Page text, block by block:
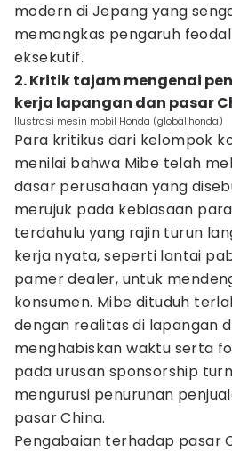
modern di Jepang yang
memangkas pengaruh
eksekutif.
2. Kritik tajam mengenai
kerja lapangan dan pasar
Ilustrasi mesin mobil Honda (global.honda)
Para kritikus dari kelompok
menilai bahwa Mibe telah
dasar perusahaan yang
merujuk pada kebiasaan
terdahulu yang rajin turun
kerja nyata, seperti lantai
pamer dealer, untuk
konsumen. Mibe dituduh
dengan realitas di lapangan
menghabiskan waktu serta
pada urusan sponsorship
mengurusi penurunan
pasar China.
Pengabaian terhadap pasar